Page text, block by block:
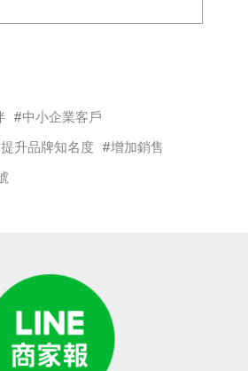
中小企業客戶
提升品牌知名度
增加銷售